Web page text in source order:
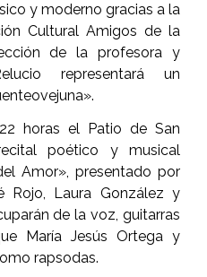
y moderno gracias a la
Cultural Amigos de la
de la profesora y
representará un
horas el Patio de San
poético y musical
Amor», presentado por
Rojo, Laura González y
de la voz, guitarras
María Jesús Ortega y
rapsodas.